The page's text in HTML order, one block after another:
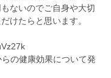
ないのでご自身や大切
けたらと思います。
の健康効果について発